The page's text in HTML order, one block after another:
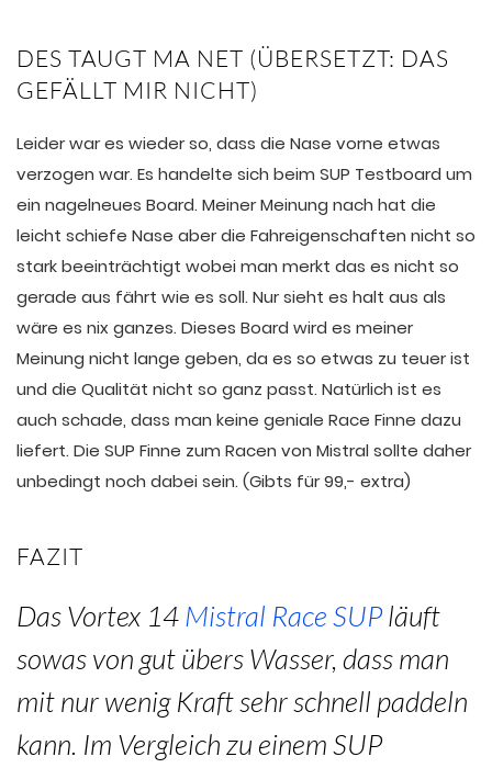
DES TAUGT MA NET (ÜBERSETZT: DAS
GEFÄLLT MIR NICHT)
Leider war es wieder so, dass die Nase vorne etwas
verzogen war. Es handelte sich beim SUP Testboard um
ein nagelneues Board. Meiner Meinung nach hat die
leicht schiefe Nase aber die Fahreigenschaften nicht so
stark beeinträchtigt wobei man merkt das es nicht so
gerade aus fährt wie es soll. Nur sieht es halt aus als
wäre es nix ganzes. Dieses Board wird es meiner
Meinung nicht lange geben, da es so etwas zu teuer ist
und die Qualität nicht so ganz passt. Natürlich ist es
auch schade, dass man keine geniale Race Finne dazu
liefert. Die SUP Finne zum Racen von Mistral sollte daher
unbedingt noch dabei sein. (Gibts für 99,- extra)
FAZIT
Das Vortex 14Mistral Race SUPläuft
sowas von gut übers Wasser, dass man
mit nur wenig Kraft sehr schnell paddeln
kann. Im Vergleich zu einem SUP